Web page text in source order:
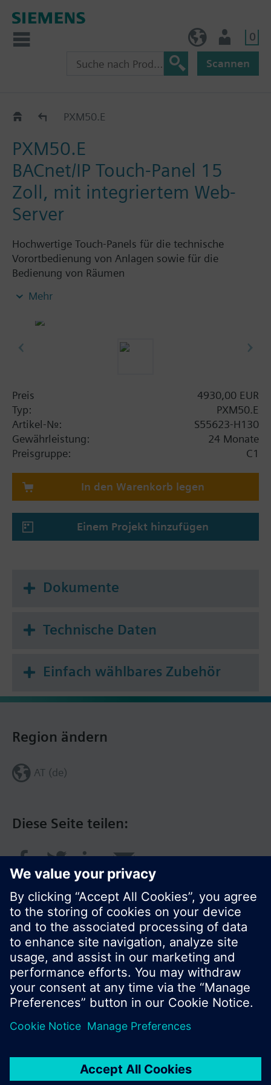
0
Scannen
PXM..E Control Point
PXM50.E
PXM50.E
BACnet/IP Touch-Panel 15
Zoll, mit integriertem Web-
Server
Hochwertige Touch-Panels für die technische
Vorortbedienung von Anlagen sowie für die
Bedienung von Räumen
Gebäudeautomationssystem Desigo
Web-Browsers auf einem Gerät im Netz
Zeitschaltprogramme, Kalender,
Sollwertänderungen, Anzeige von Istwerten etc.)
Offline-Engineering mit ABT Site
Online-Engineering mit HTML5.0 Web-Browser
Kompakter Aufbau mit geringer Einbautiefe, für
die Montage in Schaltschranktüre
Wandmontage mit separat bestellbarem
Einbaurahmen
Display im Breitbild-Format, Auflösung: 1366 x
768
Mehr
Preis
4930,00 EUR
Typ:
PXM50.E
Artikel-Nr.:
S55623-H130
Gewährleistung:
24 Monate
Preisgruppe:
C1
In den Warenkorb legen
Einem Projekt hinzufügen
Dokumente
Technische Daten
Einfach wählbares Zubehör
Diese Seite teilen:
Region ändern
AT (de)
© Siemens Schweiz AG 2016
Produktangebot und Preise können pro Land